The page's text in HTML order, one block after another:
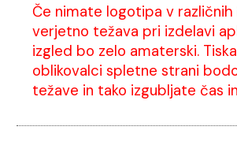
Če nimate logotipa v
verjetno težava pri izdelavi
izgled bo zelo amaterski.
oblikovalci spletne strani
težave in tako izgubljate čas